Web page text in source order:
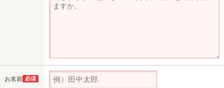
お名前 必須